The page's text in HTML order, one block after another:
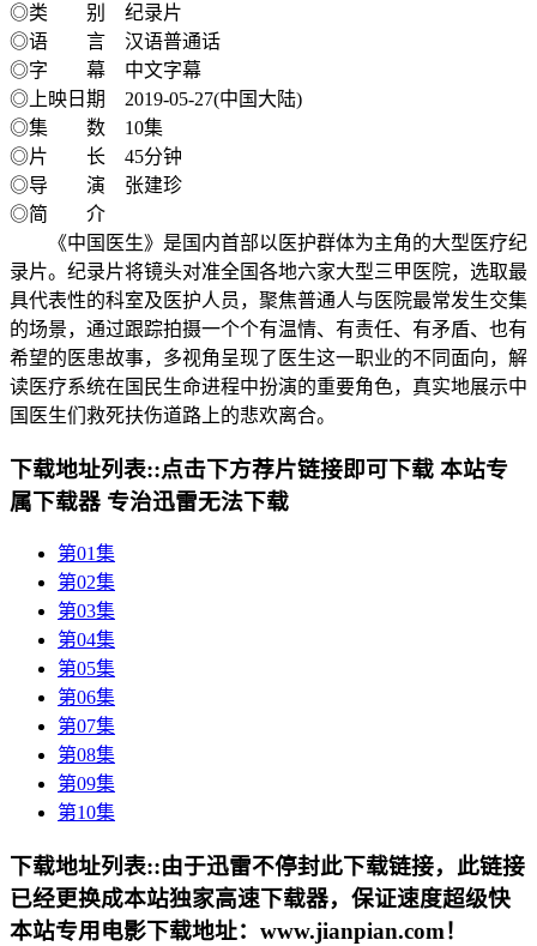
◎类 别 纪录片
◎语 言 汉语普通话
◎字 幕 中文字幕
◎上映日期 2019-05-27(中国大陆)
◎集 数 10集
◎片 长 45分钟
◎导 演 张建珍
◎简 介
《中国医生》是国内首部以医护群体为主角的大型医疗纪
录片。纪录片将镜头对准全国各地六家大型三甲医院，选取最
具代表性的科室及医护人员，聚焦普通人与医院最常发生交集
的场景，通过跟踪拍摄一个个有温情、有责任、有矛盾、也有
希望的医患故事，多视角呈现了医生这一职业的不同面向，解
读医疗系统在国民生命进程中扮演的重要角色，真实地展示中
国医生们救死扶伤道路上的悲欢离合。
下载地址列表::点击下方荐片链接即可下载 本站专
属下载器 专治迅雷无法下载
第01集
第02集
第03集
第04集
第05集
第06集
第07集
第08集
第09集
第10集
下载地址列表::由于迅雷不停封此下载链接，此链接
已经更换成本站独家高速下载器，保证速度超级快
本站专用电影下载地址：www.jianpian.com！